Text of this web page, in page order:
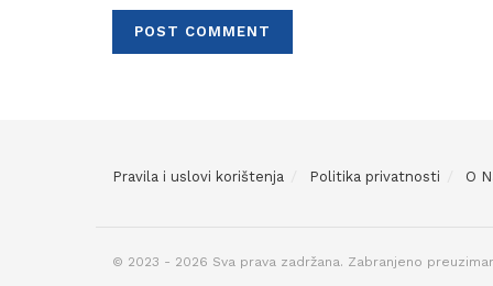
Pravila i uslovi korištenja Politika privatnosti O
© 2023 - 2026 Sva prava zadržana. Zabranjeno